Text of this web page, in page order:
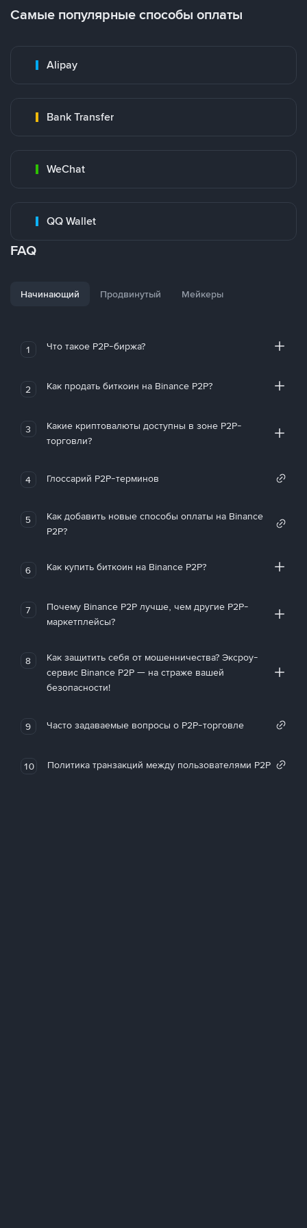
Самые популярные способы оплаты
Alipay
Bank Transfer
WeChat
QQ Wallet
FAQ
Начинающий Продвинутый Мейкеры
1 Что такое P2P-биржа?
2 Как продать биткоин на Binance P2P?
3
Какие криптовалюты доступны в зоне P2P-
торговли?
4 Глоссарий P2P-терминов
5
Как добавить новые способы оплаты на Binance
P2P?
6 Как купить биткоин на Binance P2P?
7
Почему Binance P2P лучше, чем другие P2P-
маркетплейсы?
8
Как защитить себя от мошенничества? Эксроу-
сервис Binance P2P — на страже вашей
безопасности!
9 Часто задаваемые вопросы о P2P-торговле
10 Политика транзакций между пользователями P2P